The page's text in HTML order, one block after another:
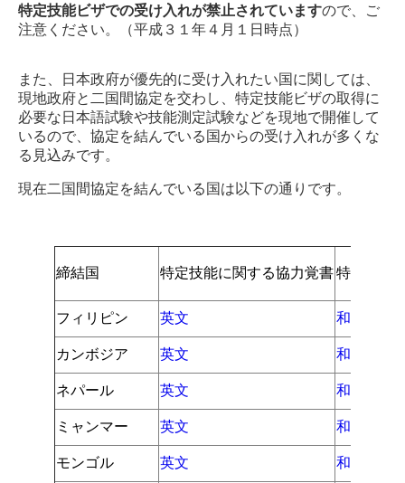
特定技能ビザでの受け入れが禁止されていますので、ご
注意ください。（平成３１年４月１日時点）
また、日本政府が優先的に受け入れたい国に関しては、
現地政府と二国間協定を交わし、特定技能ビザの取得に
必要な日本語試験や技能測定試験などを現地で開催して
いるので、協定を結んでいる国からの受け入れが多くな
る見込みです。
現在二国間協定を結んでいる国は以下の通りです。
締結国 特定技能に関する協力覚書特定技能
フィリピン 英文 和文（仮
カンボジア 英文 和文（仮
ネパール 英文 和文（仮
ミャンマー 英文 和文（仮
モンゴル 英文 和文（仮